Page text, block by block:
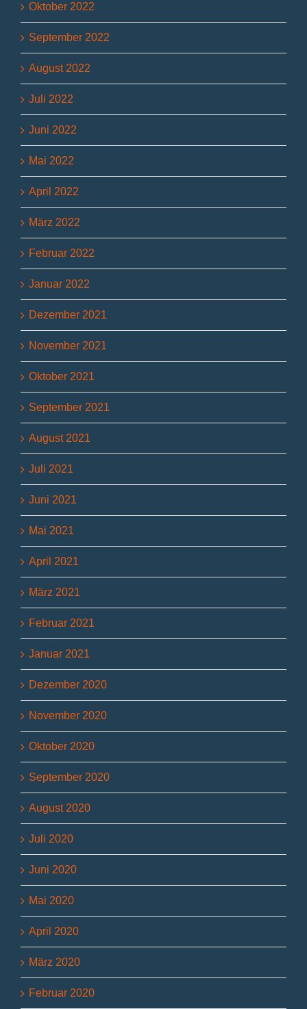
Oktober 2022
September 2022
August 2022
Juli 2022
Juni 2022
Mai 2022
April 2022
März 2022
Februar 2022
Januar 2022
Dezember 2021
November 2021
Oktober 2021
September 2021
August 2021
Juli 2021
Juni 2021
Mai 2021
April 2021
März 2021
Februar 2021
Januar 2021
Dezember 2020
November 2020
Oktober 2020
September 2020
August 2020
Juli 2020
Juni 2020
Mai 2020
April 2020
März 2020
Februar 2020